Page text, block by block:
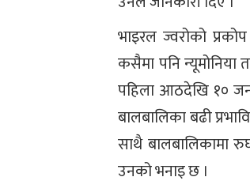
भाइरल ज्वरोको
कसैमा पनि
पहिला आठदेखि १०
बालबालिका बढी
साथै बालबालिकामा
उनको भनाइ छ ।